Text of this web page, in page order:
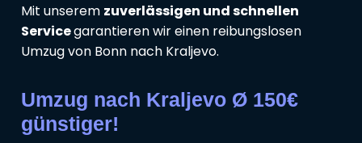
Mit unserem zuverlässigen und schnellen
Servicegarantieren wir einen reibungslosen
Umzug von Bonn nach Kraljevo.
Umzug nach Kraljevo Ø 150€
günstiger!